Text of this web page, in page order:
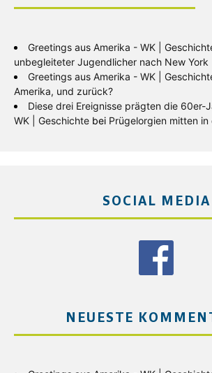
Greetings aus Amerika - WK |
unbegleiteter Jugendlicher nach New York
Greetings aus Amerika - WK |
Amerika, und zurück?
Diese drei Ereignisse prägten die 60er-
WK | Geschichte bei Prügelorgien mitten
SOCIAL MEDIA
NEUESTE